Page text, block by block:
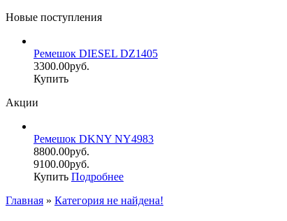
Новые поступления
Ремешок DIESEL DZ1405
3300.00руб.
Купить
Акции
Ремешок DKNY NY4983
8800.00руб.
9100.00руб.
Купить Подробнее
Главная » Категория не найдена!